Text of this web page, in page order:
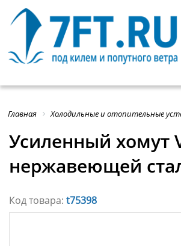
Главная Холодильные и отопительные
Усиленный хомут
нержавеющей
Код товара: t75398